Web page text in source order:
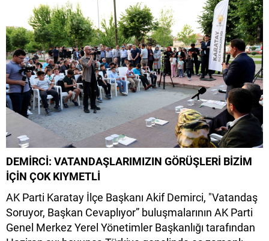
DEMİRCİ: VATANDAŞLARIMIZIN GÖRÜŞLERİ BİZİM
İÇİN ÇOK KIYMETLİ
AK Parti Karatay İlçe Başkanı Akif Demirci, "Vatandaş
Soruyor, Başkan Cevaplıyor” buluşmalarının AK Parti
Genel Merkez Yerel Yönetimler Başkanlığı tarafından